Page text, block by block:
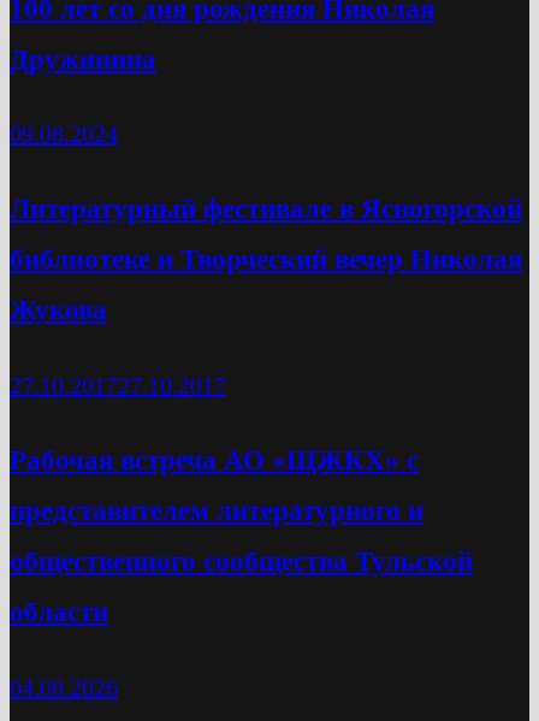
100 лет со дня рождения Николая
Дружинина
09.08.2024
Литературный фестивале в Ясногорской
библиотеке и Творческий вечер Николая
Жукова
27.10.201727.10.2017
Рабочая встреча АО «ЩЖКХ» с
представителем литературного и
общественного сообщества Тульской
области
04.08.2026